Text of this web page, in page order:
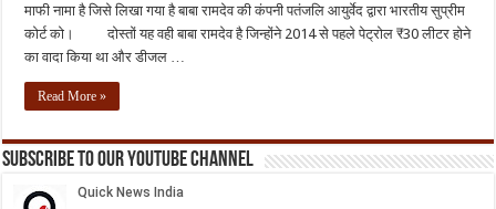
माफी नामा है जिसे लिखा गया है बाबा रामदेव की कंपनी पतंजलि आयुर्वेद द्वारा भारतीय सुप्रीम
कोर्ट को। दोस्तों यह वही बाबा रामदेव है जिन्होंने 2014 से पहले पेट्रोल ₹30 लीटर होने
का वादा किया था और डीजल …
Read More »
Subscribe to our Youtube Channel